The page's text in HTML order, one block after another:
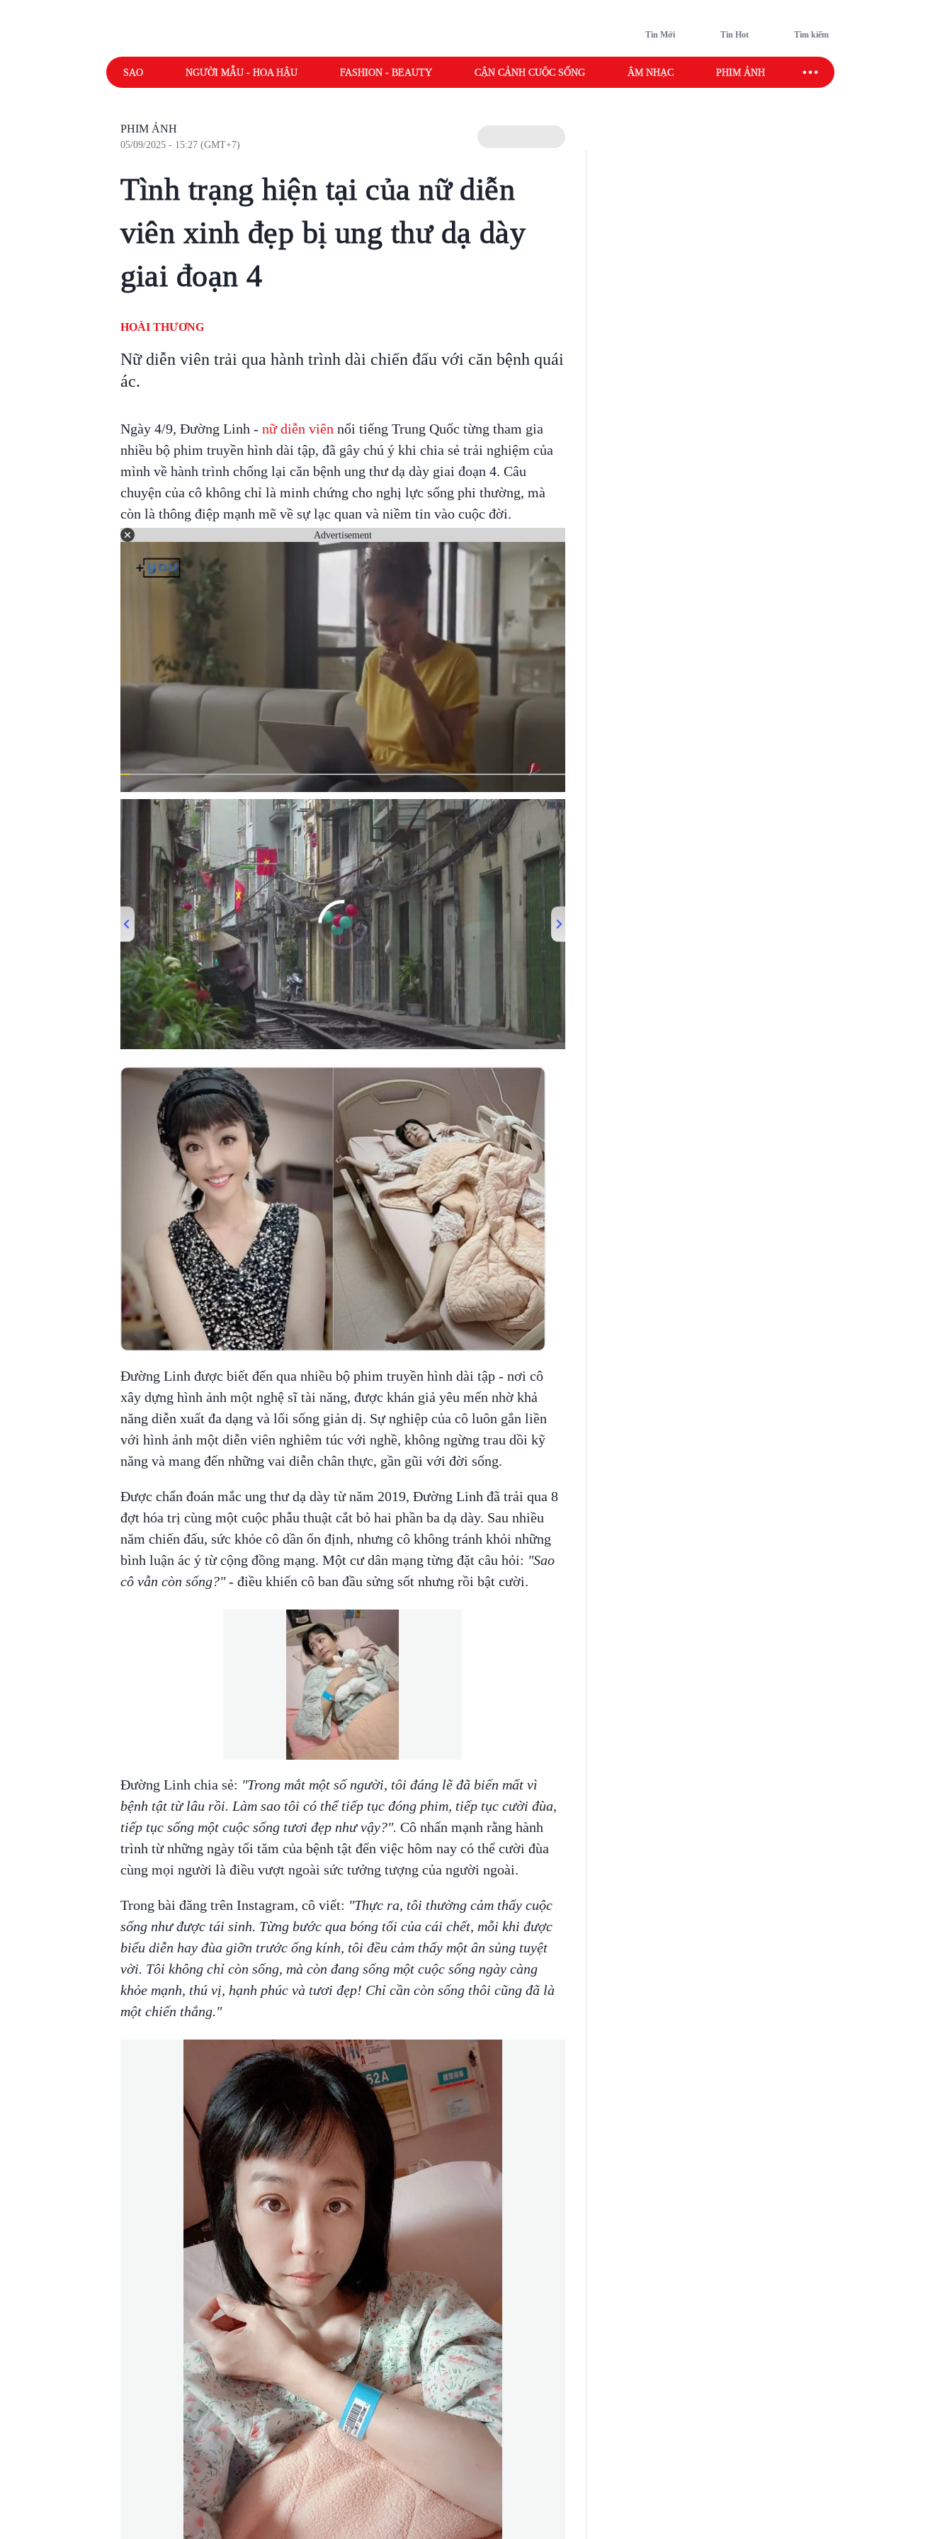
Tin Mới Tin Hot Tìm kiếm
SAO NGƯỜI MẪU - HOA HẬU FASHION - BEAUTY CẬN CẢNH CUỘC SỐNG ÂM NHẠC PHIM ẢNH SAO SPORT
PHIM ẢNH
05/09/2025 - 15:27 (GMT+7)
Tình trạng hiện tại của nữ diễn
viên xinh đẹp bị ung thư dạ dày
giai đoạn 4
HOÀI THƯƠNG
Nữ diễn viên trải qua hành trình dài chiến đấu với căn bệnh quái
ác.
Ngày 4/9, Đường Linh - nữ diễn viên nổi tiếng Trung Quốc từng tham gia
nhiều bộ phim truyền hình dài tập, đã gây chú ý khi chia sẻ trải nghiệm của
mình về hành trình chống lại căn bệnh ung thư dạ dày giai đoạn 4. Câu
chuyện của cô không chỉ là minh chứng cho nghị lực sống phi thường, mà
còn là thông điệp mạnh mẽ về sự lạc quan và niềm tin vào cuộc đời.
Advertisement
Đường Linh được biết đến qua nhiều bộ phim truyền hình dài tập - nơi cô
xây dựng hình ảnh một nghệ sĩ tài năng, được khán giả yêu mến nhờ khả
năng diễn xuất đa dạng và lối sống giản dị. Sự nghiệp của cô luôn gắn liền
với hình ảnh một diễn viên nghiêm túc với nghề, không ngừng trau dồi kỹ
năng và mang đến những vai diễn chân thực, gần gũi với đời sống.
Được chẩn đoán mắc ung thư dạ dày từ năm 2019, Đường Linh đã trải qua 8
đợt hóa trị cùng một cuộc phẫu thuật cắt bỏ hai phần ba dạ dày. Sau nhiều
năm chiến đấu, sức khỏe cô dần ổn định, nhưng cô không tránh khỏi những
bình luận ác ý từ cộng đồng mạng. Một cư dân mạng từng đặt câu hỏi: "Sao
cô vẫn còn sống?"- điều khiến cô ban đầu sửng sốt nhưng rồi bật cười.
Đường Linh chia sẻ: "Trong mắt một số người, tôi đáng lẽ đã biến mất vì
bệnh tật từ lâu rồi. Làm sao tôi có thể tiếp tục đóng phim, tiếp tục cười đùa,
tiếp tục sống một cuộc sống tươi đẹp như vậy?". Cô nhấn mạnh rằng hành
trình từ những ngày tối tăm của bệnh tật đến việc hôm nay có thể cười đùa
cùng mọi người là điều vượt ngoài sức tưởng tượng của người ngoài.
Trong bài đăng trên Instagram, cô viết: "Thực ra, tôi thường cảm thấy cuộc
sống như được tái sinh. Từng bước qua bóng tối của cái chết, mỗi khi được
biểu diễn hay đùa giỡn trước ống kính, tôi đều cảm thấy một ân sủng tuyệt
vời. Tôi không chỉ còn sống, mà còn đang sống một cuộc sống ngày càng
khỏe mạnh, thú vị, hạnh phúc và tươi đẹp! Chỉ cần còn sống thôi cũng đã là
một chiến thắng."